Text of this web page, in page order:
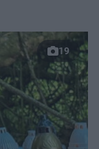
19